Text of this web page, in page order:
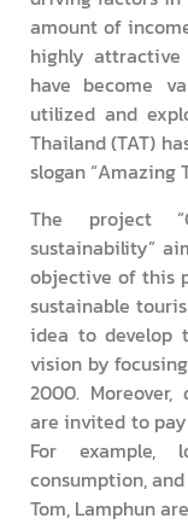
amount of
highly
have become
utilized and
Thailand (TAT)
slogan “Amazing
The project
sustainability”
objective of this
sustainable
idea to develop
vision by
2000.
are invited to
For example,
consumption,
Tom, Lamphun